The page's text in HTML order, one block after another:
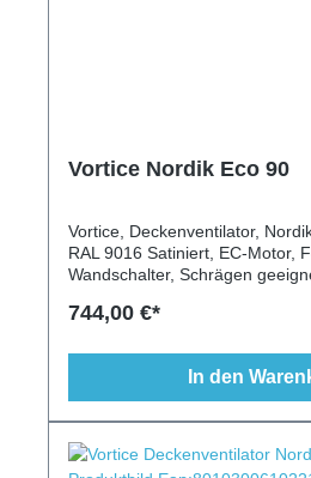
Vortice Nordik Eco 90
Vortice, Deckenventilator,
RAL 9016 Satiniert, EC-Motor,
Wandschalter, Schrägen
744,00 €*
In den